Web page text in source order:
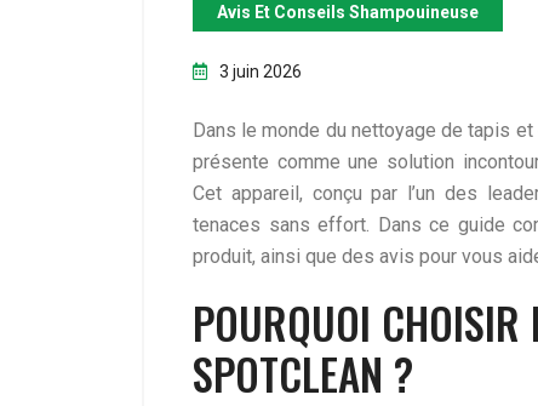
Avis Et Conseils Shampouineuse
3 juin 2026
Dans le monde du nettoyage de tapis
présente comme une solution
Cet appareil, conçu par l’un des
tenaces sans effort. Dans ce guide
produit, ainsi que des avis pour vous
POURQUOI CHOISIR
SPOTCLEAN ?